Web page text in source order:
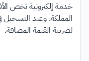
خدمة إلكترونية تخص
المملكة. وعند
لضريبة القيمة المضافة.